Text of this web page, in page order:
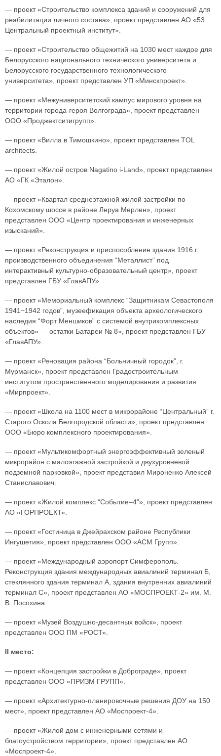
— проект «Строительство комплекса зданий и сооружений для
реабилитации личного состава», проект представлен АО «53
Центральный проектный институт».
— проект «Строительство общежитий на 1030 мест каждое для
Белорусского национального технического университета и
Белорусского государственного технологического
университета», проект представлен УП «Минскпроект».
— проект «Межуниверситетский кампус мирового уровня на
территории города-героя Волгограда», проект представлен
ООО «Проджектситигрупп».
— проект «Вилла в Тимошкино», проект представлен TOL
architects.
— проект «Жилой остров Nagatino i-Land», проект представлен
АО «ГК «Эталон».
— проект «Квартал среднеэтажной жилой застройки по
Кохомскому шоссе в районе Леруа Мерлен», проект
представлен ООО «Центр проектирования и инженерных
изысканий».
— проект «Реконструкция и приспособление здания 1916 г.
производственного объединения “Металлист” под
интерактивный культурно-образовательный центр», проект
представлен ГБУ «ГлавАПУ».
— проект «Мемориальный комплекс “Защитникам Севастополя
1941−1942 годов”, музеефикация объекта археологического
наследия “Форт Меншиков” с системой внутрикомплексных
объектов» — остатки Батареи № 8», проект представлен ГБУ
«ГлавАПУ».
— проект «Реновация района “Больничный городок”, г.
Мурманск», проект представлен Градостроительным
институтом пространственного моделирования и развития
«Мирпроект».
— проект «Школа на 1100 мест в микрорайоне “Центральный” г.
Старого Оскола Белгородской области», проект представлен
ООО «Бюро комплексного проектирования».
— проект «Мультикомфортный энергоэффективный зеленый
микрорайон с малоэтажной застройкой и двухуровневой
подземной парковкой», проект представил Мироненко Алексей
Станиславович.
— проект «Жилой комплекс “Событие–4”», проект представлен
АО «ГОРПРОЕКТ».
— проект «Гостиница в Джейрахском районе Республики
Ингушетия», проект представлен ООО «АСМ Групп».
— проект «Международный аэропорт Симферополь.
Реконструкция здания международных авиалиний терминал Б,
стеклянного здания терминал А, здания внутренних авиалиний
терминал С», проект представлен АО «МОСПРОЕКТ-2» им. М.
В. Посохина.
— проект «Музей Воздушно-десантных войск», проект
представлен ООО ПМ «РОСТ».
II место:
— проект «Концепция застройки в Доброграде», проект
представлен ООО «ПРИЗМ ГРУПП».
— проект «Архитектурно-планировочные решения ДОУ на 150
мест», проект представлен АО «Моспроект-4».
— проект «Жилой дом с инженерными сетями и
благоустройством территории», проект представлен АО
«Моспроект-4».